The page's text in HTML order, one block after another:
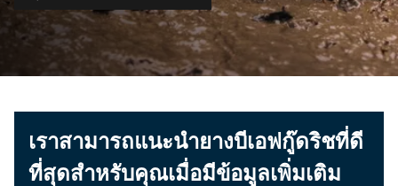
เราสามารถแนะนำยางบีเอฟกู๊ดริชที่ดี
ที่สุดสำหรับคุณเมื่อมีข้อมูลเพิ่มเติม